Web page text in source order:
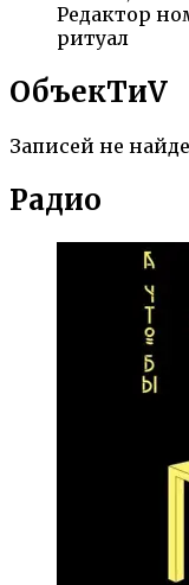
Редактор
ритуал
ОбъекTиV
Записей не
Радио